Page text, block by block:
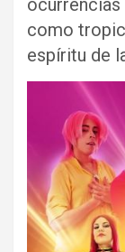
ocurrencias
como
espíritu de